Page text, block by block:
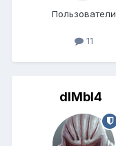
Пользователи
11
dIMbI4